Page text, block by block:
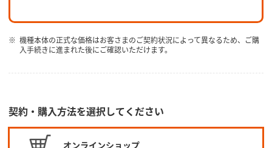
機種本体の正式な価格はお客さまのご契約状況によって異なるため、ご購
入手続きに進まれた後にご確認いただけます。
契約・購入方法を選択してください
オンラインショップ